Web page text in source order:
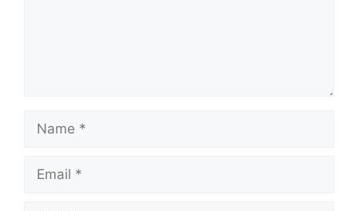
Name
Email